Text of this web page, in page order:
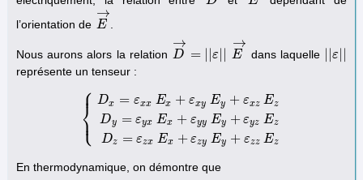
l’orientation de E
→
E→.
Nous aurons alors la relation D
→
= |ε E
→
D→ =|| | → dans laquelle |ε
ε|
représente un tenseur :
⎧
⎩
⎨⎪
⎪
Dx = εxx Ex + εxy Ey + εxz Ez
Dy = εyx Ex + εyy Ey + εyz Ez
Dz = εzx Ex + εzy Ey + εzz Ez
{D =εxx Ex+εx y Ey +ε xz E zDy =εyx E x+ε
En thermodynamique, on démontre que